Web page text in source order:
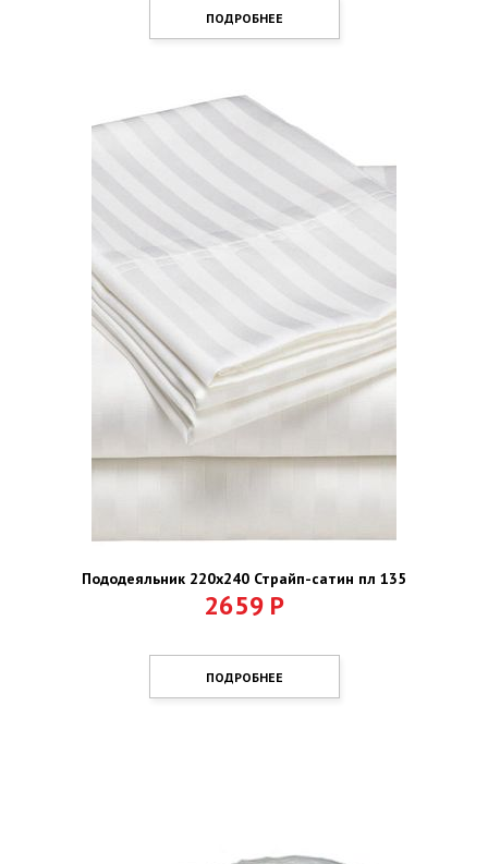
ПОДРОБНЕЕ
Пододеяльник 220х240 Страйп-сатин пл 135
2659 Р
ПОДРОБНЕЕ